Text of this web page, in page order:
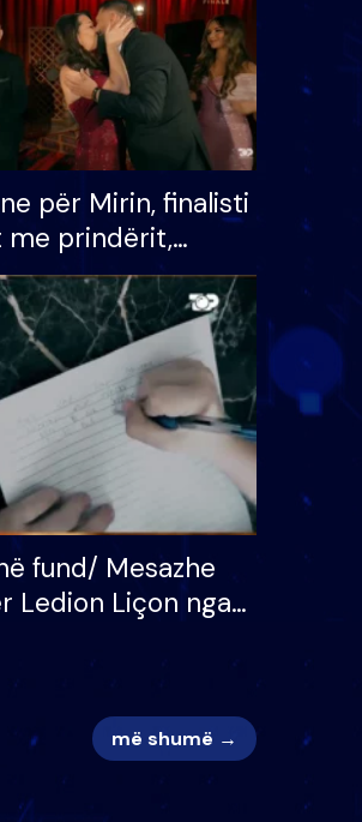
për Mirin, finalisti
me prindërit,
bashkëshorten:
letër divorci
fund/ Mesazhe
Ledion Liçon nga
më shumë →